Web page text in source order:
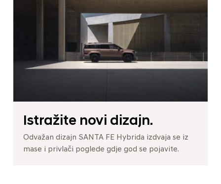
Istražite novi dizajn.
Odvažan dizajn SANTA FE Hybrida izdvaja se iz
mase i privlači poglede gdje god se pojavite.